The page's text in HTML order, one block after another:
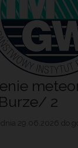
2
29.06.2026 do